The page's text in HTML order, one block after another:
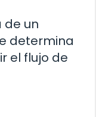
de un
determina
el flujo de